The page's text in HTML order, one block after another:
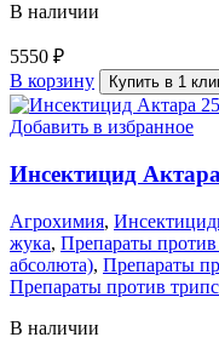
В наличии
5550 ₽
В корзину
Купить в 1
Добавить в избранное
Инсектицид
Агрохимия,
жука, Препараты
абсолюта), Препараты
Препараты против
В наличии